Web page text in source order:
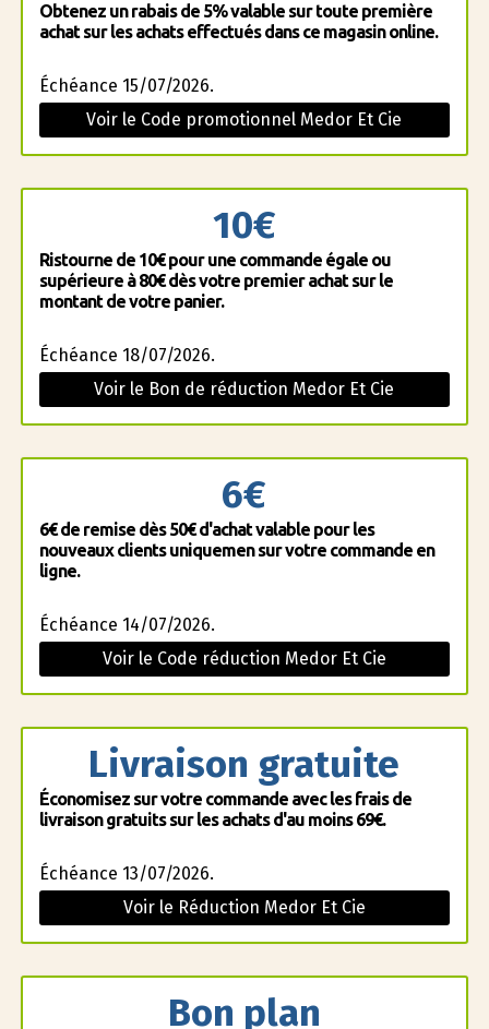
Obtenez un rabais de 5% valable sur toute première
achat sur les achats effectués dans ce magasin online.
Échéance 15/07/2026.
Voir le Code promotionnel Medor Et Cie
10€
Ristourne de 10€ pour une commande égale ou
supérieure à 80€ dès votre premier achat sur le
montant de votre panier.
Échéance 18/07/2026.
Voir le Bon de réduction Medor Et Cie
6€
6€ de remise dès 50€ d'achat valable pour les
nouveaux clients uniquemen sur votre commande en
ligne.
Échéance 14/07/2026.
Voir le Code réduction Medor Et Cie
Livraison gratuite
Économisez sur votre commande avec les frais de
livraison gratuits sur les achats d'au moins 69€.
Échéance 13/07/2026.
Voir le Réduction Medor Et Cie
Bon plan